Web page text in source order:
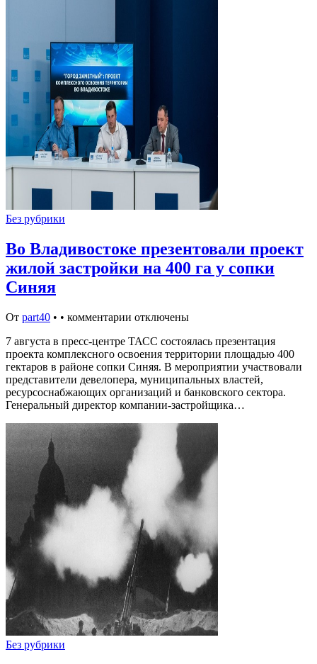
Без рубрики
Во Владивостоке презентовали проект
жилой застройки на 400 га у сопки
Синяя
От part40 • • комментарии отключены
7 августа в пресс-центре ТАСС состоялась презентация
проекта комплексного освоения территории площадью 400
гектаров в районе сопки Синяя. В мероприятии участвовали
представители девелопера, муниципальных властей,
ресурсоснабжающих организаций и банковского сектора.
Генеральный директор компании-застройщика…
Без рубрики